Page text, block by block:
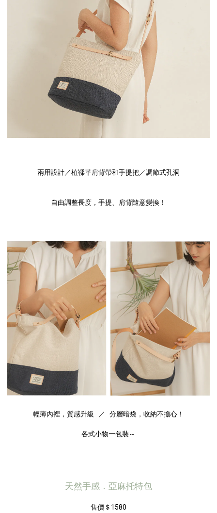
兩用設計／植鞣革肩背帶和手提把／調節式孔洞
自由調整長度，手提、肩背隨意變換！
輕薄內裡，質感升級 ／ 分層暗袋，收納不擔心！
各式小物一包裝～
天然手感．亞麻托特包
售價＄1580